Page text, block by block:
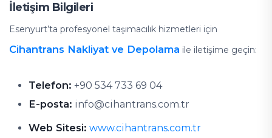
İletişim Bilgileri
Esenyurt’ta profesyonel taşımacılık hizmetleri için
Cihantrans Nakliyat ve Depolama ile iletişime geçin:
Telefon: +90 534 733 69 04
E-posta: info@cihantrans.com.tr
Web Sitesi: www.cihantrans.com.tr